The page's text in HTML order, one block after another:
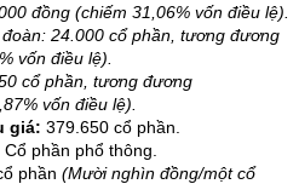
đồng (chiếm 31,06% vốn điều lệ).
24.000 cổ phần, tương đương
vốn điều lệ).
cổ phần, tương đương
vốn điều lệ).
giá: 379.650 cổ phần.
Cổ phần phổ thông.
phần (Mười nghìn đồng/một cổ